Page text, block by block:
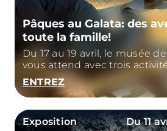
Pâques au Galata: des
toute la famille!
Du 17 au 19 avril, le musée
vous attend avec trois
vous immerger dans le
navigation!
ENTREZ
Exposition Du 11